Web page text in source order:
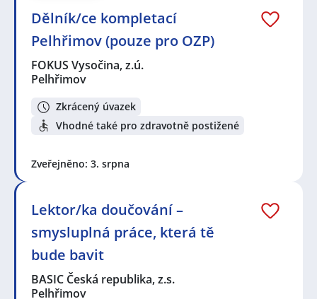
Dělník/ce kompletací
Pelhřimov (pouze pro OZP)
FOKUS Vysočina, z.ú.
Pelhřimov
Zkrácený úvazek
Vhodné také pro zdravotně postižené
Zveřejněno: 3. srpna
Lektor/ka doučování –
smysluplná práce, která tě
bude bavit
BASIC Česká republika, z.s.
Pelhřimov